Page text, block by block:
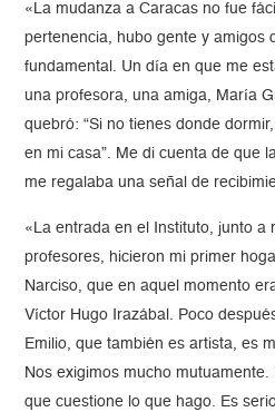
«La mudanza a Caracas no fue
pertenencia, hubo gente y amigos
fundamental. Un día en que me
una profesora, una amiga, María
quebró: “Si no tienes donde
en mi casa”. Me di cuenta de que
me regalaba una señal de
«La entrada en el Instituto, junto a
profesores, hicieron mi primer
Narciso, que en aquel momento
Víctor Hugo Irazábal. Poco
Emilio, que también es artista, es
Nos exigimos mucho
que cuestione lo que hago. Es